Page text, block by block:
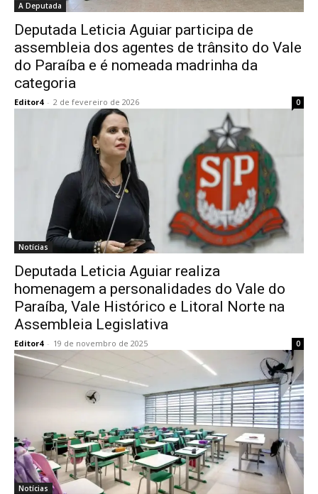
A Deputada
Deputada Leticia Aguiar participa de
assembleia dos agentes de trânsito do Vale
do Paraíba e é nomeada madrinha da
categoria
Editor4 - 2 de fevereiro de 2026 0
Notícias
Deputada Leticia Aguiar realiza
homenagem a personalidades do Vale do
Paraíba, Vale Histórico e Litoral Norte na
Assembleia Legislativa
Editor4 - 19 de novembro de 2025 0
Notícias